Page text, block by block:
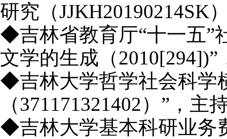
研究（JJKH20190214SK
◆吉林省教育厅“十一五”
文学的生成（
◆吉林大学哲学社会科学
（371171321402）”，主
◆吉林大学基本科研业务